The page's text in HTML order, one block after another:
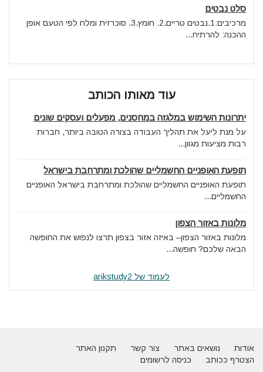
סלט נבטים
מרכיבים:1.נבטים טריים.2. חומץ.3. סוכרזית ומלח לפי הטעם אופן
ההכנה: להרתיח...
עוד מאותו הכותב
יתרונות השימוש במלגזה במחסנים, מפעלים ועסקים שונים
על מנת ליעל את תהליך העבודה בצורה הטובה ביותר, חברות
רבות מציעות מגוון...
תופעת האופניים החשמליים שהולכת ומתרחבת בישראל
תופעת האופניים החשמליים שהולכת ומתרחבת בישראל האופניים
החשמליים...
מלונות באזור הצפון
מלונות באזור הצפון– באיזה אזור בצפון תרצו לנפוש את החופשה
הבאה שלכם? חופשה...
לעמוד של arikstudy2
אודות נושאים באתר צור קשר
תקנון האתר
הצטרף ככותב
כניסה לרשומים